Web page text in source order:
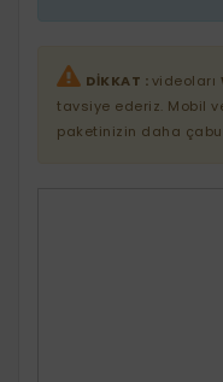
DİKKAT :videoları
tavsiye ederiz. Mobil
paketinizin daha